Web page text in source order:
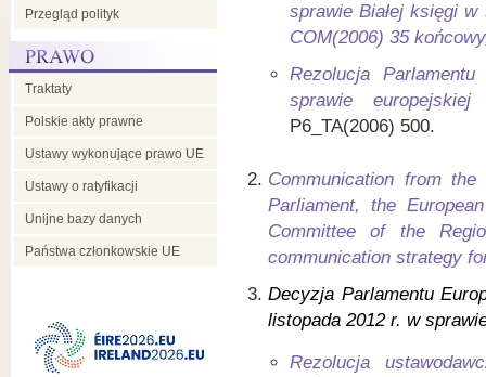
Przegląd polityk
Traktaty
Polskie akty prawne
Ustawy wykonujące prawo UE
Ustawy o ratyfikacji
Unijne bazy danych
Państwa członkowskie UE
sprawie Białej księgi
COM(2006) 35 końcowy
Rezolucja
sprawie europejskiej
P6_TA(2006) 500.
Communication from
Parliament, the
Committee of the
communication strategy
Decyzja Parlamentu
listopada 2012 r. w
Rezolucja